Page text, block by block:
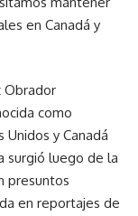
en Canadá y
Obrador
como
y Canadá
surgió luego de la
presuntos
en reportajes de